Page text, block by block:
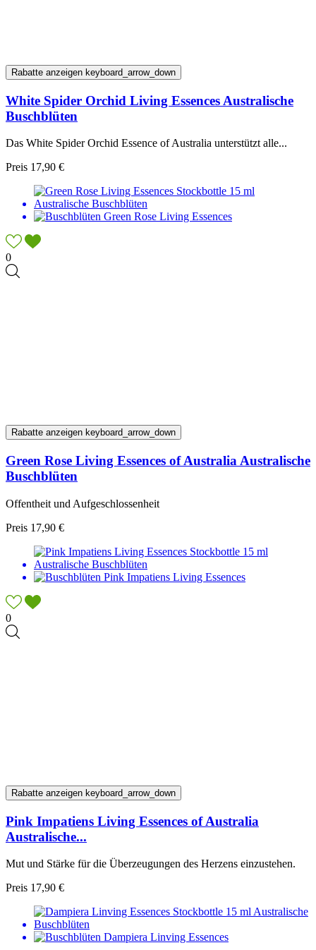
Rabatte anzeigen keyboard_arrow_down
White Spider Orchid Living Essences Australische
Buschblüten
Das White Spider Orchid Essence of Australia unterstützt alle...
Preis 17,90 €
0
Rabatte anzeigen keyboard_arrow_down
Green Rose Living Essences of Australia Australische
Buschblüten
Offentheit und Aufgeschlossenheit
Preis 17,90 €
0
Rabatte anzeigen keyboard_arrow_down
Pink Impatiens Living Essences of Australia
Australische...
Mut und Stärke für die Überzeugungen des Herzens einzustehen.
Preis 17,90 €